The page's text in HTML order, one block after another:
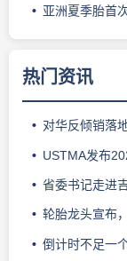
亚洲夏季胎首
热门资讯
对华反倾销落
USTMA发布
省委书记走进
轮胎龙头宣布
倒计时不足一